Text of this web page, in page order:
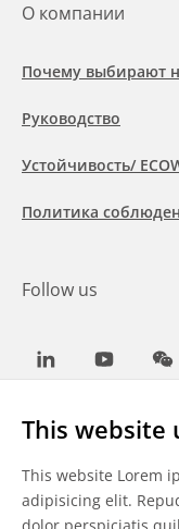
This website
This website Lorem
adipisicing elit.
О компании
Почему выбирают
Руководство
Устойчивость/
Политика
Follow us
LinkedInYoutube
Общие условия